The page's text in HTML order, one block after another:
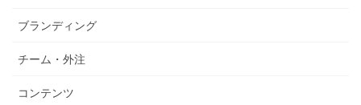
ブランディング
チーム・外注
コンテンツ